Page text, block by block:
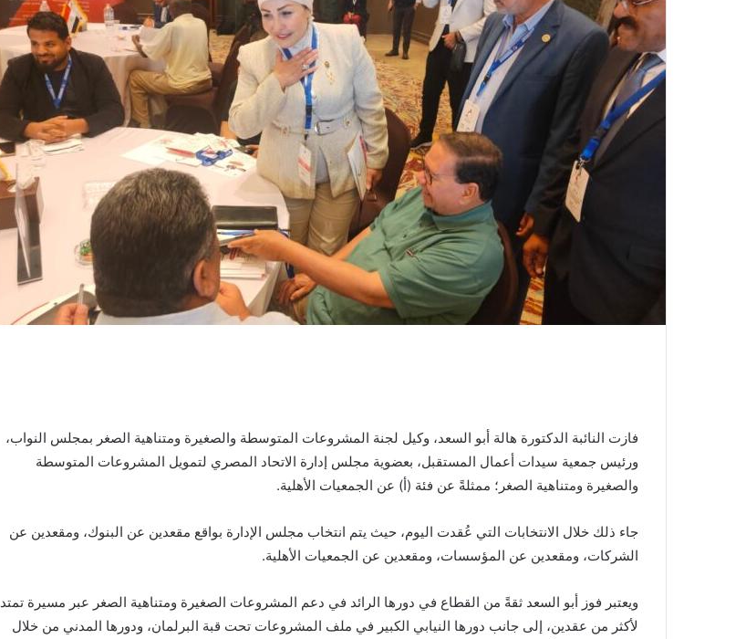
فازت النائبة الدكتورة هالة أبو السعد، وكيل لجنة المشروعات المتوسطة والصغيرة ومتناهية الصغر بمجلس النواب،
ورئيس جمعية سيدات أعمال المستقبل، بعضوية مجلس إدارة الاتحاد المصري لتمويل المشروعات المتوسطة
والصغيرة ومتناهية الصغر؛ ممثلةً عن فئة (أ) عن الجمعيات الأهلية.
جاء ذلك خلال الانتخابات التي عُقدت اليوم، حيث يتم انتخاب مجلس الإدارة بواقع مقعدين عن البنوك، ومقعدين عن
الشركات، ومقعدين عن المؤسسات، ومقعدين عن الجمعيات الأهلية.
ويعتبر فوز أبو السعد ثقةً من القطاع في دورها الرائد في دعم المشروعات الصغيرة ومتناهية الصغر عبر مسيرة تمتد
لأكثر من عقدين، إلى جانب دورها النيابي الكبير في ملف المشروعات تحت قبة البرلمان، ودورها المدني من خلال